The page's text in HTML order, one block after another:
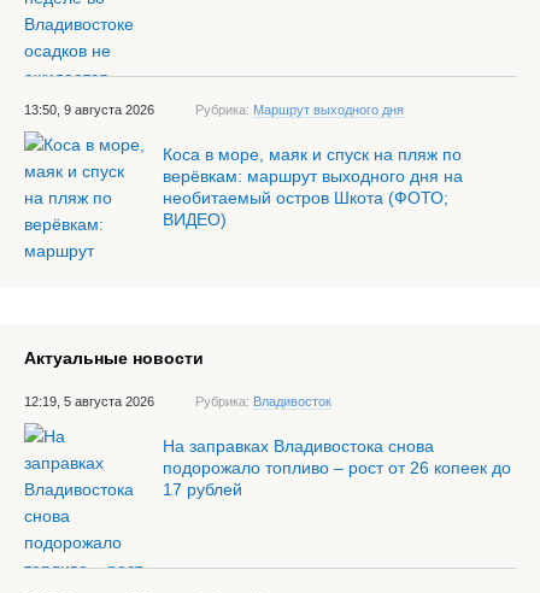
13:50, 9 августа 2026 Рубрика: Маршрут выходного дня
Коса в море, маяк и спуск на пляж по
верёвкам: маршрут выходного дня на
необитаемый остров Шкота (ФОТО;
ВИДЕО)
Актуальные новости
12:19, 5 августа 2026 Рубрика: Владивосток
На заправках Владивостока снова
подорожало топливо – рост от 26 копеек до
17 рублей